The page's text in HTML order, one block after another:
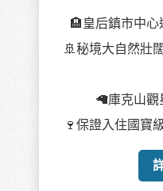
🏨皇后鎮市中
🚢秘境大自然壯
🦙庫克山
🍷保證入住國寶